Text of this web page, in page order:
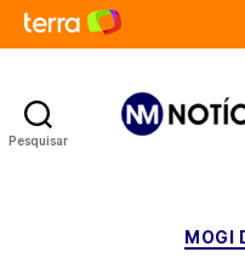
Pesquisar
MOGI